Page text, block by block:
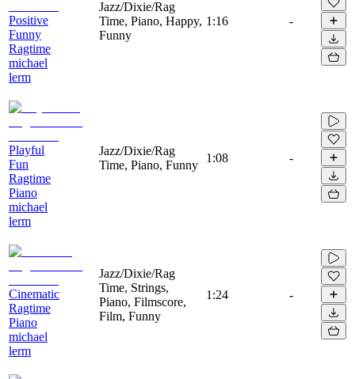
Positive
Funny
Ragtime
michael
lerm
Jazz/Dixie/Rag
Time, Piano, Happy,
Funny
1:16 -
Playful
Fun
Ragtime
Piano
michael
lerm
Jazz/Dixie/Rag
Time, Piano, Funny
1:08 -
Cinematic
Ragtime
Piano
michael
lerm
Jazz/Dixie/Rag
Time, Strings,
Piano, Filmscore,
Film, Funny
1:24 -